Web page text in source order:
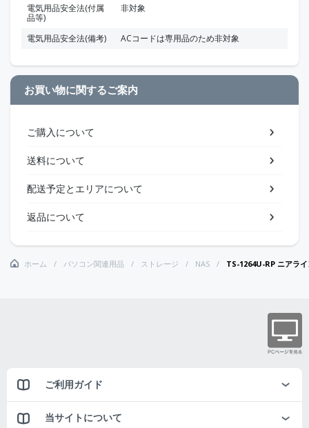
電気用品安全法(付属
品等)
非対象
電気用品安全法(備考) ACコードは専用品のため非対象
お買い物に関するご案内
ご購入について
送料について
配送予定とエリアについて
返品について
ホーム パソコン関連用品 ストレージ NAS TS-1264U-RP ニアラ
ご利用ガイド
当サイトについて